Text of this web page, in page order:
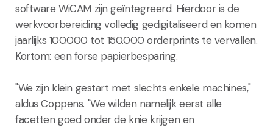
software WiCAM zijn geïntegreerd. Hierdoor is de
werkvoorbereiding volledig gedigitaliseerd en komen
jaarlijks 100.000 tot 150.000 orderprints te vervallen.
Kortom: een forse papierbesparing.
"We zijn klein gestart met slechts enkele machines,"
aldus Coppens. "We wilden namelijk eerst alle
facetten goed onder de knie krijgen en